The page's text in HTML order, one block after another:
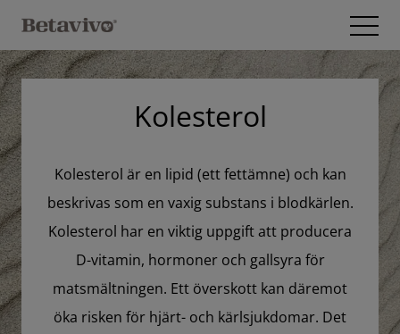
Kolesterol
Kolesterol är en lipid (ett fettämne) och kan
beskrivas som en vaxig substans i blodkärlen.
Kolesterol har en viktig uppgift att producera
D-vitamin, hormoner och gallsyra för
matsmältningen. Ett överskott kan däremot
öka risken för hjärt- och kärlsjukdomar. Det